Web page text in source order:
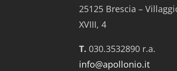
25125 Brescia –
XVIII, 4
T. 030.3532890 r.a.
info@apollonio.it